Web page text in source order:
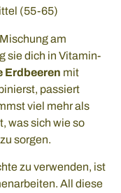
(55-65)
am
sie dich in Vitamin-
Erdbeeren mit
passiert
viel mehr als
was sich wie so
sorgen.
zu verwenden, ist
All diese